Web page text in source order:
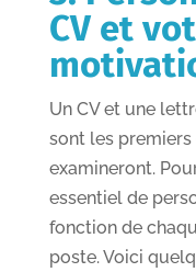
CV et
Un CV et une
sont les
examineront.
essentiel de
fonction de
poste. Voici